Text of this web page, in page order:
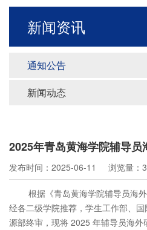
新闻资讯
通知公告
新闻动态
2025年青岛黄海学院辅导
发布时间：2025-06-11 浏览量：
根据《青岛黄海学院辅导员海
经各二级学院推荐，学生工作部、
源部终审 ，现将 2025 年辅导员海外